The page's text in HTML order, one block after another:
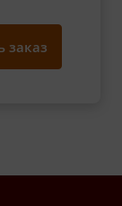
заказ